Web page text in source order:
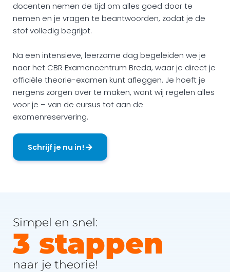
docenten nemen de tijd om alles goed door te
nemen en je vragen te beantwoorden, zodat je de
stof volledig begrijpt.
Na een intensieve, leerzame dag begeleiden we je
naar het CBR Examencentrum Breda, waar je direct je
officiële theorie-examen kunt afleggen. Je hoeft je
nergens zorgen over te maken, want wij regelen alles
voor je – van de cursus tot aan de
examenreservering.
Schrijf je nu in!
Simpel en snel:
3 stappen
naar je theorie!